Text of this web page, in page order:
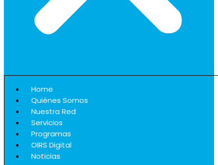
Home
Quiénes Somos
Nuestra Red
Servicios
Programas
OIRS Digital
Noticias